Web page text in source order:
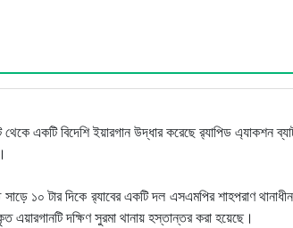
থেকে একটি বিদেশি ইয়ারগান উদ্ধার করেছে র‌্যাপিড এ্যাকশন
১০ টার দিকে র‌্যাবের একটি দল এসএমপির শাহপরাণ
দক্ষিণ সুরমা থানায় হস্তান্তর করা হয়েছে।